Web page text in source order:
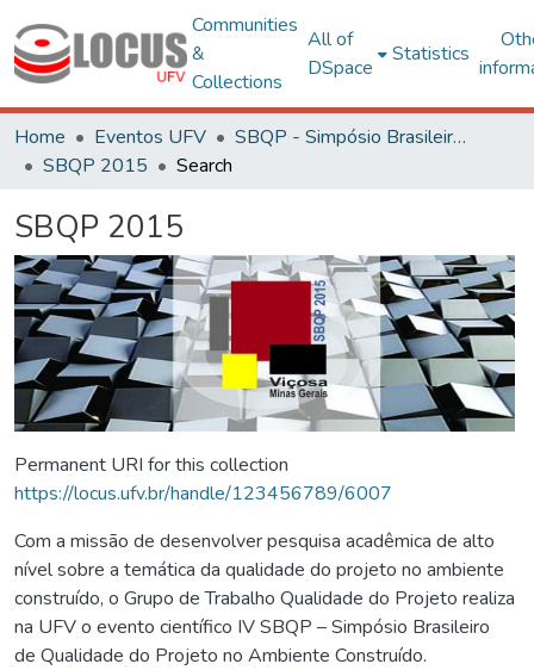
Communities
&
Collections
All of
DSpace
Statistics
Home Eventos UFV
SBQP - Simpósio Brasileiro de Qualidade do Projeto no Ambiente Construído
SBQP 2015
Search
SBQP 2015
Permanent URI for this collection
https://locus.ufv.br/handle/123456789/6007
Com a missão de desenvolver pesquisa acadêmica de alto
nível sobre a temática da qualidade do projeto no ambiente
construído, o Grupo de Trabalho Qualidade do Projeto realiza
na UFV o evento científico IV SBQP – Simpósio Brasileiro
de Qualidade do Projeto no Ambiente Construído.